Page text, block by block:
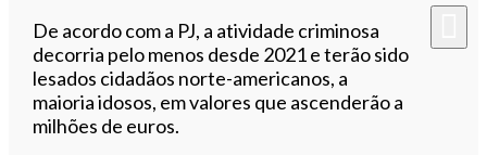
De acordo com a PJ, a atividade criminosa
decorria pelo menos desde 2021 e terão sido
lesados cidadãos norte-americanos, a
maioria idosos, em valores que ascenderão a
milhões de euros.